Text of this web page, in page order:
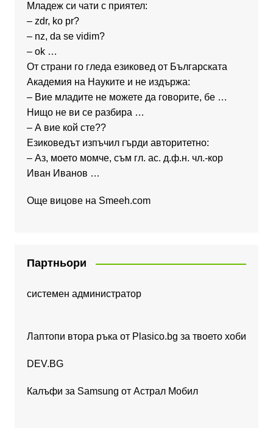
Младеж си чати с приятел:
– zdr, ko pr?
– nz, da se vidim?
– ok …
От страни го гледа езиковед от Българската
Академия на Науките и не издържа:
– Вие младите не можете да говорите, бе …
Нищо не ви се разбира …
– А вие кой сте??
Езиковедът изпъчил гърди авторитетно:
– Аз, моето момче, съм гл. ас. д.ф.н. чл.-кор
Иван Иванов …
Още вицове на Smeeh.com
Партньори
системен администратор
Лаптопи втора ръка от Plasico.bg за твоето хоби
DEV.BG
Калъфи за Samsung от Астрал Мобил